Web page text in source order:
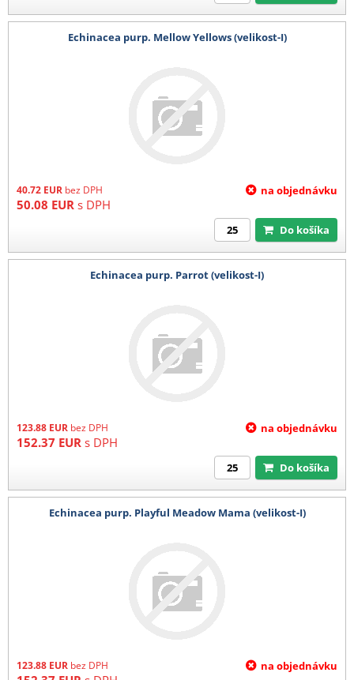
Echinacea purp. Mellow Yellows (velikost-I)
40.72 EUR bez DPH
50.08 EUR s DPH
na objednávku
Do košíka
Echinacea purp. Parrot (velikost-I)
123.88 EUR bez DPH
152.37 EUR s DPH
na objednávku
Do košíka
Echinacea purp. Playful Meadow Mama (velikost-I)
123.88 EUR bez DPH na objednávku